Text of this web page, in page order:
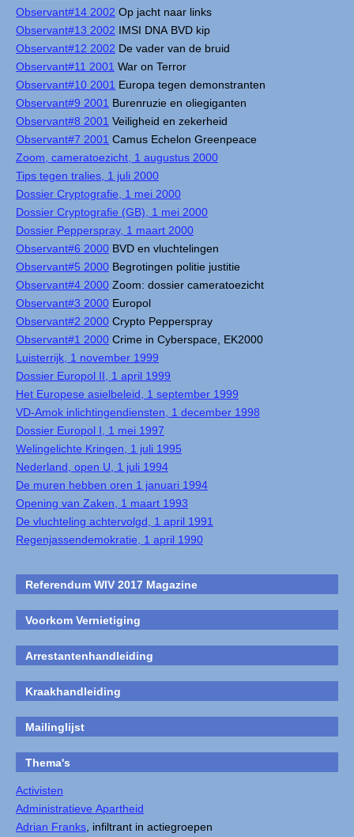
Observant#14 2002 Op jacht naar links
Observant#13 2002 IMSI DNA BVD kip
Observant#12 2002 De vader van de bruid
Observant#11 2001 War on Terror
Observant#10 2001 Europa tegen demonstranten
Observant#9 2001 Burenruzie en oliegiganten
Observant#8 2001 Veiligheid en zekerheid
Observant#7 2001 Camus Echelon Greenpeace
Zoom, cameratoezicht, 1 augustus 2000
Tips tegen tralies, 1 juli 2000
Dossier Cryptografie, 1 mei 2000
Dossier Cryptografie (GB), 1 mei 2000
Dossier Pepperspray, 1 maart 2000
Observant#6 2000 BVD en vluchtelingen
Observant#5 2000 Begrotingen politie justitie
Observant#4 2000 Zoom: dossier cameratoezicht
Observant#3 2000 Europol
Observant#2 2000 Crypto Pepperspray
Observant#1 2000 Crime in Cyberspace, EK2000
Luisterrijk, 1 november 1999
Dossier Europol II, 1 april 1999
Het Europese asielbeleid, 1 september 1999
VD-Amok inlichtingendiensten, 1 december 1998
Dossier Europol I, 1 mei 1997
Welingelichte Kringen, 1 juli 1995
Nederland, open U, 1 juli 1994
De muren hebben oren 1 januari 1994
Opening van Zaken, 1 maart 1993
De vluchteling achtervolgd, 1 april 1991
Regenjassendemokratie, 1 april 1990
Referendum WIV 2017 Magazine
Voorkom Vernietiging
Arrestantenhandleiding
Kraakhandleiding
Mailinglijst
Thema's
Activisten
Administratieve Apartheid
Adrian Franks , infiltrant in actiegroepen